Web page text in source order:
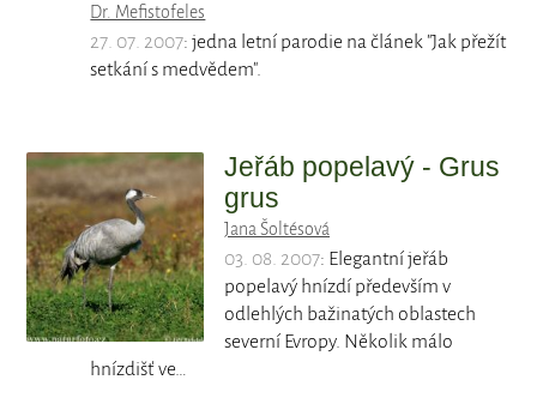
Dr. Mefistofeles
27. 07. 2007: jedna letní parodie na článek "Jak přežít
setkání s medvědem".
Jeřáb popelavý - Grus
grus
Jana Šoltésová
03. 08. 2007: Elegantní jeřáb
popelavý hnízdí především v
odlehlých bažinatých oblastech
severní Evropy. Několik málo
hnízdišť ve…